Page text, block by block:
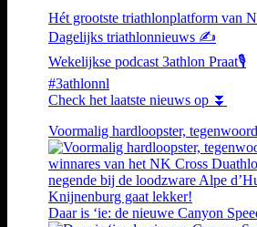
Hét grootste triathlonplatform van
Dagelijks triathlonnieuws ✍️
Wekelijkse podcast 3athlon Praat🎙️
#3athlonnl
Check het laatste nieuws op ⏬
Voormalig hardloopster,
Daar is ‘ie: de nieuwe Canyon